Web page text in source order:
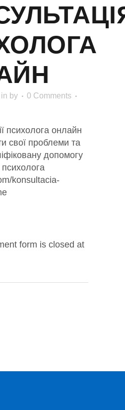
in by
0 Comments
психолога онлайн
свої проблеми та
допомогу
психолога
konsultacia-
form is closed at